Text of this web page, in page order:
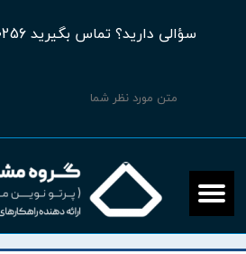
سؤالی دارید؟ تماس بگیرید 02188970256